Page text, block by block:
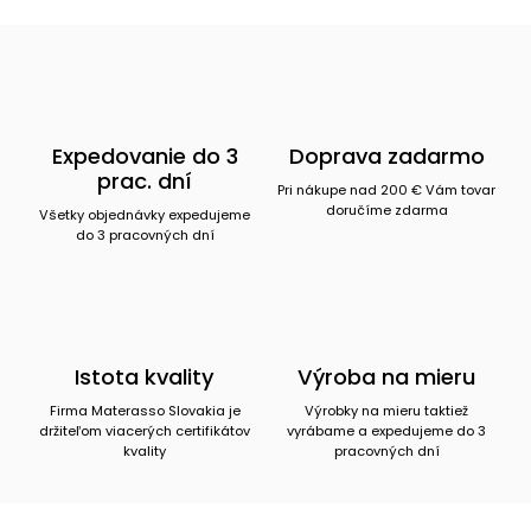
Expedovanie do 3
prac. dní
Všetky objednávky expedujeme
do 3 pracovných dní
Doprava zadarmo
Pri nákupe nad 200 € Vám tovar
doručíme zdarma
Istota kvality
Firma Materasso Slovakia je
držiteľom viacerých certifikátov
kvality
Výroba na mieru
Výrobky na mieru taktiež
vyrábame a expedujeme do 3
pracovných dní